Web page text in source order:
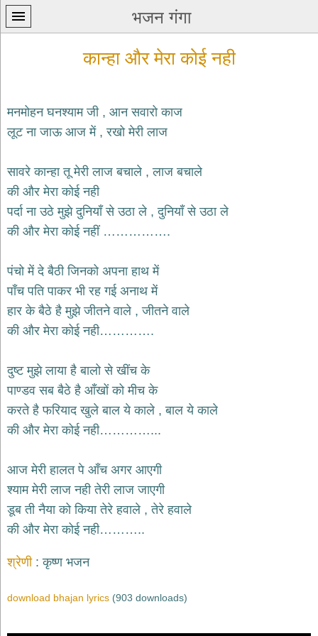
भजन गंगा
प्रथम
home
कृष्ण
भजन
krishna
bhajans
भजन
bhajans
हनुमान
भजन
साईं
भजन
sai
bhajans
जैन
jain
bhajans
दुर्गा
भजन
durga
bhajans
गणेश
bhajans
कान्हा और मेरा कोई नही
मनमोहन घनश्याम जी , आन सवारो काज
लूट ना जाऊ आज में , रखो मेरी लाज
सावरे कान्हा तू मेरी लाज बचाले , लाज बचाले
की और मेरा कोई नही
पर्दा ना उठे मुझे दुनियाँ से उठा ले , दुनियाँ से उठा ले
की और मेरा कोई नहीं …………….
पंचो में दे बैठी जिनको अपना हाथ में
पाँच पति पाकर भी रह गई अनाथ में
हार के बैठे है मुझे जीतने वाले , जीतने वाले
की और मेरा कोई नही………….
दुष्ट मुझे लाया है बालो से खींच के
पाण्डव सब बैठे है आँखों को मीच के
करते है फरियाद खुले बाल ये काले , बाल ये काले
की और मेरा कोई नही…………...
आज मेरी हालत पे आँच अगर आएगी
श्याम मेरी लाज नही तेरी लाज जाएगी
डूब ती नैया को किया तेरे हवाले , तेरे हवाले
की और मेरा कोई नही………..
श्रेणी कृष्ण भजन
download bhajan lyrics (903 downloads)